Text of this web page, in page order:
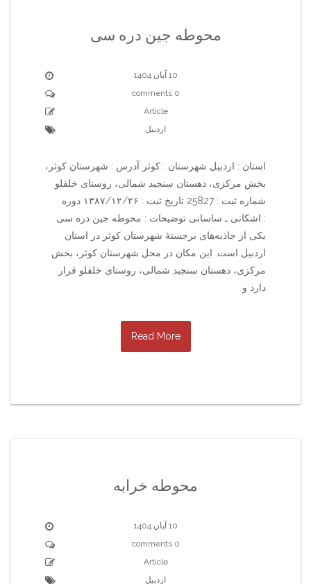
محوطه جین دره سی
10 آبان 1404
0 comments
Article
اردبیل
استان : اردبیل شهرستان : کوثر آدرس : شهرستان کوثر،
بخش مرکزی، دهستان سنجبد شمالی، روستای خلفلو
شماره ثبت : 25827 تاریخ ثبت : ۱۳۸۷/۱۲/۲۶ دوره
: اشکانی ـ ساسانی توضیحات : محوطه جین دره سی
یکی از جاذبه‌های برجستهٔ شهرستان کوثر در استان
اردبیل است. این مکان در محل شهرستان کوثر، بخش
مرکزی، دهستان سنجبد شمالی، روستای خلفلو قرار
دارد و
Read More
محوطه خرابه
10 آبان 1404
0 comments
Article
اردبیل